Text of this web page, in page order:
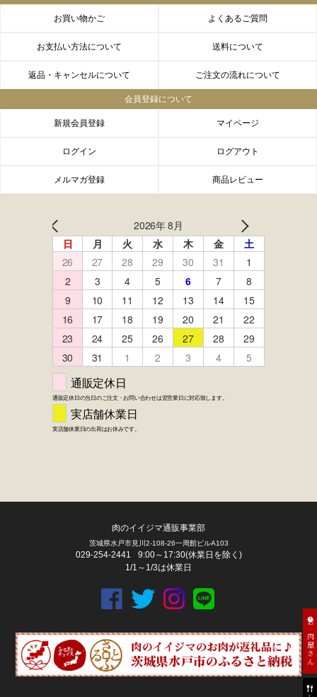
FACEBOOK twitter instagram LINE
お肉屋さん
お買い物かご よくあるご質問
お支払い方法について 送料について
返品・キャンセルについて ご注文の流れについて
会員登録について
新規会員登録 マイページ
ログイン ログアウト
メルマガ登録 商品レビュー
肉のイイジマ通販事業部
茨城県水戸市見川2-108-26一周館ビルA103
029-254-2441
9:00～17:30(休業日を除く)
1/1～1/3は休業日